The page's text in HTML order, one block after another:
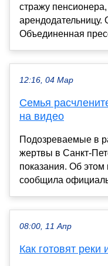
стражу
арендодательницу.
Объединенная
12:16, 04 Мар
Семья
на видео
Подозреваемые в
жертвы в Санкт-
показания. Об
сообщила
08:00, 11 Апр
Как готовят реки